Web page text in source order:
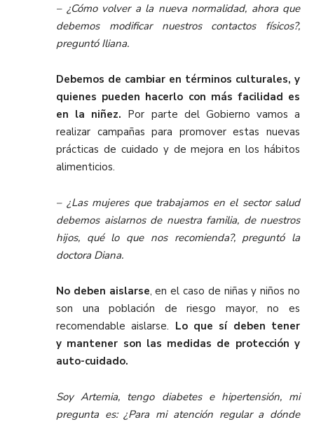
– ¿Cómo volver a la nueva normalidad, ahora que
debemos modificar nuestros contactos físicos?,
preguntó Iliana.
Debemos de cambiar en términos culturales, y
quienes pueden hacerlo con más facilidad es
en la niñez. Por parte del Gobierno vamos a
realizar campañas para promover estas nuevas
prácticas de cuidado y de mejora en los hábitos
alimenticios.
–¿Las mujeres que trabajamos en el sector salud
debemos aislarnos de nuestra familia, de nuestros
hijos, qué lo que nos recomienda?, preguntó la
doctora Diana.
No deben aislarse, en el caso de niñas y niños no
son una población de riesgo mayor, no es
recomendable aislarse. Lo que sí deben tener
y mantener son las medidas de protección y
auto-cuidado.
Soy Artemia, tengo diabetes e hipertensión, mi
pregunta es: ¿Para mi atención regular a dónde